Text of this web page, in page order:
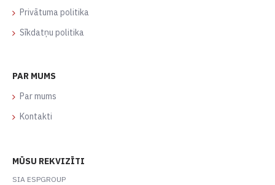
Privātuma politika
Sīkdatņu politika
PAR MUMS
Par mums
Kontakti
MŪSU REKVIZĪTI
SIA ESPGROUP